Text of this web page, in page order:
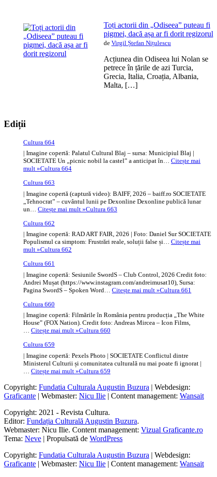
Toți actorii din „Odiseea” puteau fi
pigmei, dacă așa ar fi dorit regizorul
de Virgil Ștefan Nițulescu
Acțiunea din Odiseea lui Nolan se
petrece în țările de azi Turcia,
Grecia, Italia, Croația, Albania,
Malta, […]
Ediții
Cultura 664
| Imagine copertă: Palatul Cultural Blaj – sursa: Municipiul Blaj |
SOCIETATE Un „picnic nobil la castel” a anticipat în… Citește mai
mult »Cultura 664
Cultura 663
| Imagine copertă (captură video): BAIFF, 2026 – baiff.ro SOCIETATE
„Tehnocrat” – cuvântul lunii pe Dexonline Dexonline publică lunar
un… Citește mai mult »Cultura 663
Cultura 662
| Imagine copertă: RAD ART FAIR, 2026 | Foto: Daniel Sur SOCIETATE
Populismul ca simptom: Frustrări reale, soluții false și… Citește mai
mult »Cultura 662
Cultura 661
| Imagine copertă: Sesiunile SwordS – Club Control, 2026 Credit foto:
Andrei Mușat (https://www.instagram.com/andreimusat10), Sursa:
Pagina SwordS – Spoken Word… Citește mai mult »Cultura 661
Cultura 660
| Imagine copertă: Filmările în România pentru producția „The White
House” (FOX Nation). Credit foto: Andreas Mircea – Icon Films,
… Citește mai mult »Cultura 660
Cultura 659
| Imagine copertă: Pexels Photo | SOCIETATE Conflictul dintre
Ministerul Culturii și comunitatea culturală nu mai poate fi ignorat |
Citește mai mult »Cultura 659
Copyright: Fundatia Culturala Augustin Buzura | Webdesign:
Graficante | Webmaster: Nicu Ilie | Content management: Wansait
Copyright: 2021 - Revista Cultura.
Editor: Fundația Culturală Augustin Buzura.
Webmaster: Nicu Ilie. Content management: Vizual Graficante.ro
Tema: Neve | Propulsată de WordPress
Copyright: Fundatia Culturala Augustin Buzura | Webdesign:
Graficante | Webmaster: Nicu Ilie | Content management: Wansait